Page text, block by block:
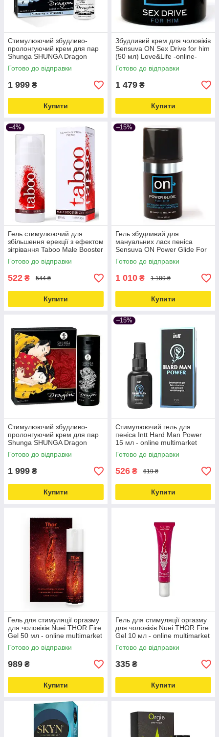
Стимулюючий збудливо-
пролонгуючий крем для пар
Shunga SHUNGA Dragon
Cream SENSITIVE (60 мл)
чутливий Шунга Love&Life
Готово до відправки
1 999 ₴
Купити
Збудливий крем для чоловіків
Sensuva ON Sex Drive for him
(50 мл) Love&Life -online-
multimarket-
Готово до відправки
1 479 ₴
Купити
–4%
Гель стимулюючий для
збільшення ерекції з ефектом
зігрівання Taboo Male Booster
Gel 30 мл Love&Life -online-
multimarket-
Готово до відправки
522 ₴ 544 ₴
Купити
–15%
Гель збудливий для
мануальних ласк пеніса
Sensuva ON Power Glide For
him 50 мл Love&Life -online-
multimarket-
Готово до відправки
1 010 ₴ 1 189 ₴
Купити
Стимулюючий збудливо-
пролонгуючий крем для пар
Shunga SHUNGA Dragon
Cream (60 мл) Шунга
Love&Life -online-multimarket-
Готово до відправки
1 999 ₴
Купити
–15%
Стимулюючий гель для
пеніса Intt Hard Man Power
15 мл - online multimarket
Love&Life -online-multimarket-
Готово до відправки
526 ₴ 619 ₴
Купити
Гель для стимуляції оргазму
для чоловіків Nuei THOR Fire
Gel 50 мл - online multimarket
Love&Life -online-multimarket-
Готово до відправки
989 ₴
Купити
Гель для стимуляції оргазму
для чоловіків Nuei THOR Fire
Gel 10 мл - online multimarket
Love&Life -online-multimarket-
Готово до відправки
335 ₴
Купити